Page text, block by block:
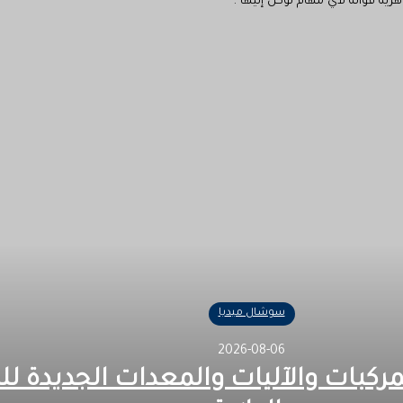
سوشال ميديا
2026-08-06
والآليات والمعدات الجديدة